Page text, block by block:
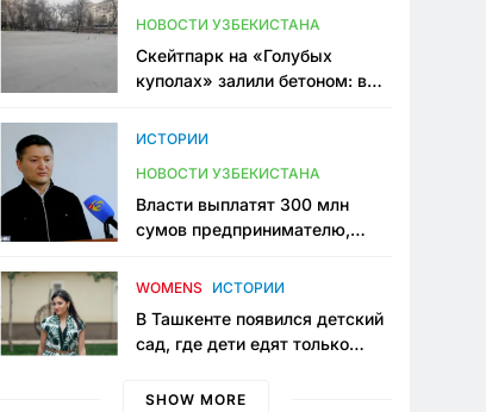
НОВОСТИ УЗБЕКИСТАНА
Скейтпарк на «Голубых
куполах» залили бетоном: в
одно общественное
ИСТОРИИ
НОВОСТИ УЗБЕКИСТАНА
Власти выплатят 300 млн
сумов предпринимателю,
тюрьме по незаконному
WOMENS ИСТОРИИ
В Ташкенте появился детский
сад, где дети едят только
мама, которая устала просить
SHOW MORE